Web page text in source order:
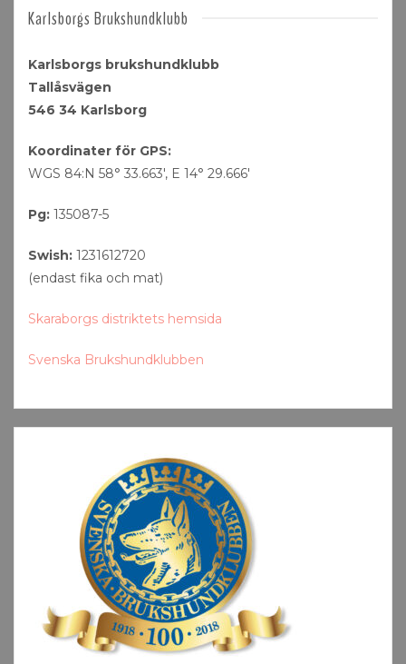
Karlsborgs Brukshundklubb
Karlsborgs brukshundklubb
Tallåsvägen
546 34 Karlsborg
Koordinater för GPS:
WGS 84:N 58° 33.663′, E 14° 29.666′
Pg: 135087-5
Swish: 1231612720
(endast fika och mat)
Skaraborgs distriktets hemsida
Svenska Brukshundklubben